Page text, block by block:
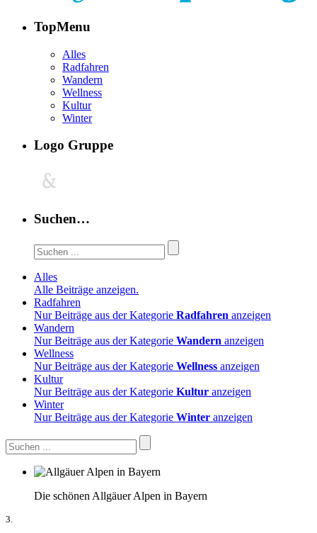
TopMenu
Alles
Radfahren
Wandern
Wellness
Kultur
Winter
Logo Gruppe
Suchen…
Alles
Alle Beiträge anzeigen.
Radfahren
Nur Beiträge aus der Kategorie Radfahren anzeigen
Wandern
Nur Beiträge aus der Kategorie Wandern anzeigen
Wellness
Nur Beiträge aus der Kategorie Wellness anzeigen
Kultur
Nur Beiträge aus der Kategorie Kultur anzeigen
Winter
Nur Beiträge aus der Kategorie Winter anzeigen
Die schönen Allgäuer Alpen in Bayern
3.